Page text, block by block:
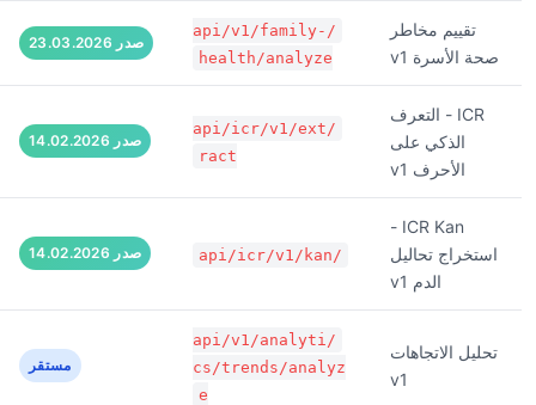
تقييم مخاطر
صحة الأسرة v1
/api/v1/family-
health/analyze
صدر 23.03.2026
ICR - التعرف
الذكي على
الأحرف v1
/api/icr/v1/ext
ract
صدر 14.02.2026
ICR Kan -
استخراج تحاليل
الدم v1
/api/icr/v1/kan صدر 14.02.2026
تحليل الاتجاهات
v1
/api/v1/analyti
cs/trends/analyz
e
مستقر